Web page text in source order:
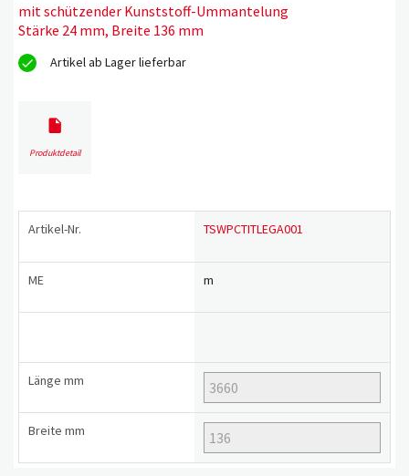
mit schützender Kunststoff-Ummantelung
Stärke 24 mm, Breite 136 mm
Artikel ab Lager lieferbar
Produktdetail
Artikel-Nr.
ME
Länge mm
Breite mm
TSWPCTITLEGA001
m